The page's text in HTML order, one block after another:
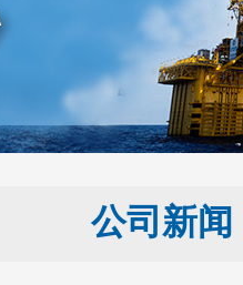
公司新闻